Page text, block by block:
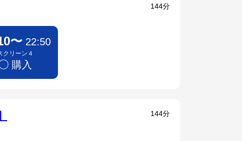
〜 22:50
クリーン４
購入
144分
144分